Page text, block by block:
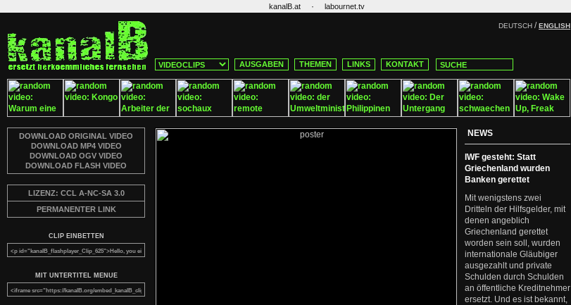
kanalB.at · labournet.tv
DEUTSCH /ENGLISH
AUSGABEN THEMEN LINKS KONTAKT
DOWNLOAD ORIGINAL VIDEO
DOWNLOAD MP4 VIDEO
DOWNLOAD OGV VIDEO
DOWNLOAD FLASH VIDEO
LIZENZ: CCL A-NC-SA 3.0
PERMANENTER LINK
CLIP EINBETTEN
MIT UNTERTITEL MENUE
NEWS
IWF gesteht: Statt
Griechenland wurden
Banken gerettet
Mit wenigstens zwei
Dritteln der Hilfsgelder, mit
denen angeblich
Griechenland gerettet
worden sein soll, wurden
internationale Gläubiger
ausgezahlt und private
Schulden durch Schulden
an öffentliche Kreditnehmer
ersetzt. Und es ist bekannt,